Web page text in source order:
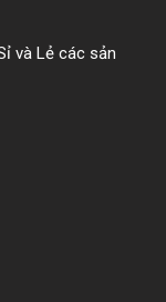
và Lẻ các sản